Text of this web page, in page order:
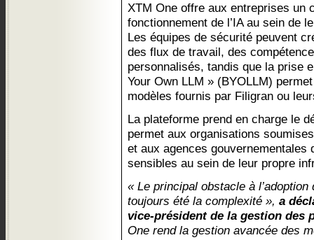
XTM One offre aux entreprises un
fonctionnement de l’IA au sein de
Les équipes de sécurité peuvent
des flux de travail, des
personnalisés, tandis que la prise
Your Own LLM » (BYOLLM)
modèles fournis par Filigran ou
La plateforme prend en charge le
permet aux organisations
et aux agences gouvernementales
sensibles au sein de leur propre
« Le principal obstacle à
toujours été la complexité », a
vice-président de la gestion des
One rend la gestion avancée des